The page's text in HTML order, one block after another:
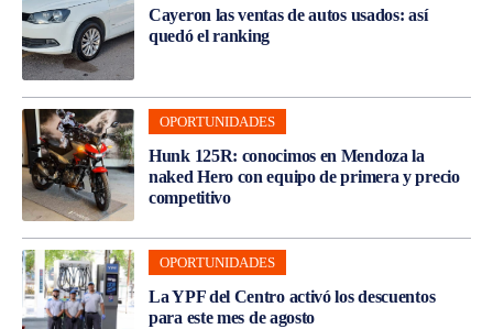
Cayeron las ventas de autos usados: así
quedó el ranking
OPORTUNIDADES
Hunk 125R: conocimos en Mendoza la
naked Hero con equipo de primera y precio
competitivo
OPORTUNIDADES
La YPF del Centro activó los descuentos
para este mes de agosto